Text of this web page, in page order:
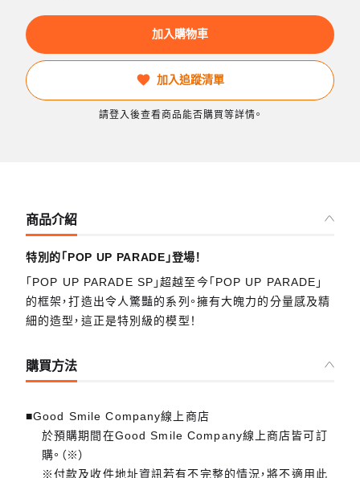
加入購物車
加入追蹤清單
請登入後查看商品能否購買等詳情。
商品介紹
特別的「POP UP PARADE」登場！
「POP UP PARADE SP」超越至今「POP UP PARADE」
的框架，打造出令人驚豔的系列。擁有大魄力的分量感及精
細的造型，這正是特別級的模型！
購買方法
■Good Smile Company線上商店
於預購期間在Good Smile Company線上商店皆可訂
購。（※）
※付款及收件地址資訊若有不完整的情況，將不適用此